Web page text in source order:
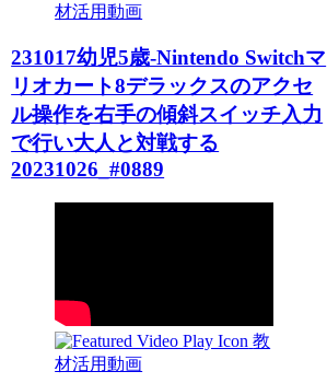
材活用動画
231017幼児5歳-Nintendo Switchマ
リオカート8デラックスのアクセ
ル操作を右手の傾斜スイッチ入力
で行い大人と対戦する
20231026_#0889
教
材活用動画